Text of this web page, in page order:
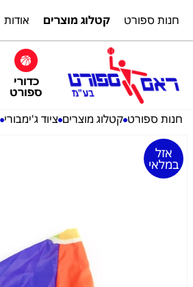
חנות ספורט קטלוג מוצרים אודות
כדורי
ספורט
חנות ספורט קטלוג מוצרים ציוד ג'ימבורי
אזל
במלאי